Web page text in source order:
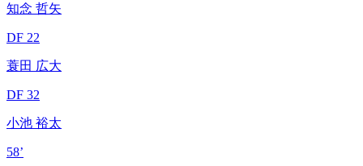
知念 哲矢
DF 22
蓑田 広大
DF 32
小池 裕太
58’